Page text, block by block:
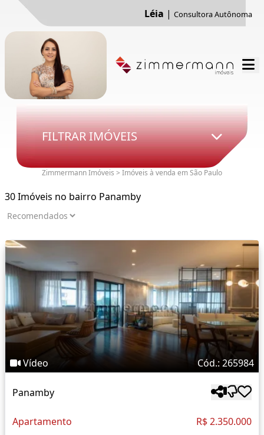
Léia | Consultora Autônoma
FILTRAR IMÓVEIS
Zimmermann Imóveis > Imóveis à venda em São Paulo
30 Imóveis no bairro Panamby
Vídeo Cód.: 265984
Panamby
Apartamento R$ 2.350.000